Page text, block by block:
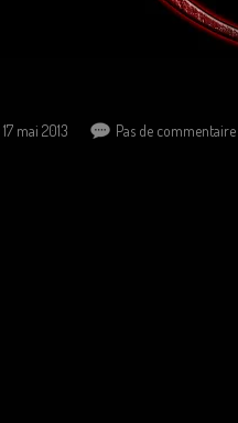
17 mai 2013 Pas de commentaire